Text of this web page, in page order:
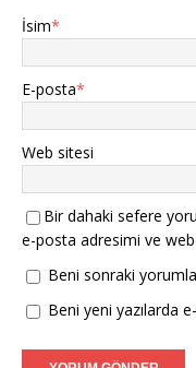
İsim*
E-posta*
Web sitesi
Bir dahaki sefere
e-posta adresimi ve web
Beni sonraki
Beni yeni yazılarda